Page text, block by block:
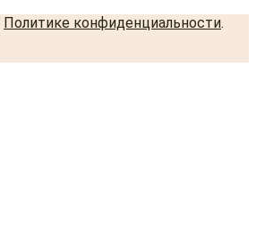
Политике конфиденциальности.